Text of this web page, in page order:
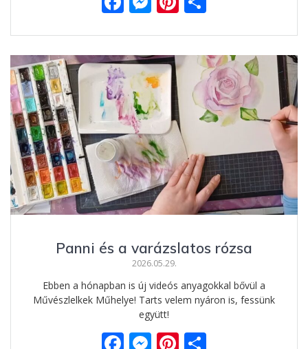
e
b
o
o
k
ss
e
n
g
er
er
e
st
za
m
e
g
Panni és a varázslatos rózsa
2026.05.29.
Ebben a hónapban is új videós anyagokkal bővül a
Művészlelkek Műhelye! Tarts velem nyáron is, fessünk
együtt!
F M Pi